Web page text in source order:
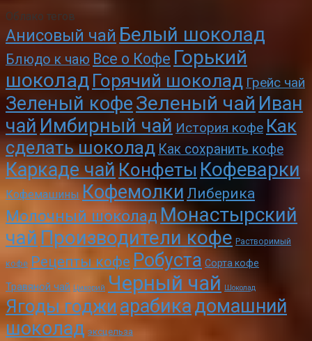
Облако тегов
Анисовый чай Белый шоколад
Блюдо к чаю Все о Кофе Горький
шоколад Горячий шоколад Грейс чай
Зеленый кофеЗеленый чай Иван
чай Имбирный чай История кофе Как
сделать шоколад Как сохранить кофе
Каркаде чайКонфеты Кофеварки
Кофемашины Кофемолки Либерика
Молочный шоколадМонастырский
чай Производители кофе Растворимый
кофе Рецепты кофе Робуста Сорта кофе
Травяной чай Цикорий Черный чай Шоколад
Ягоды годжи арабикадомашний
шоколад эксцельза